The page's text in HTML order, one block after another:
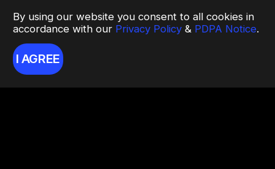
By using our website you consent to all cookies in
accordance with our Privacy Policy & PDPA Notice.
I AGREE